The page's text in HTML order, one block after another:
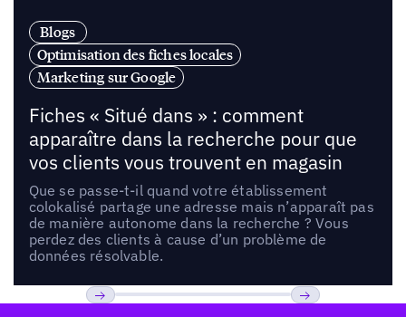
Blogs
Optimisation des fiches locales
Marketing sur Google
Fiches « Situé dans » : comment
apparaître dans la recherche pour que
vos clients vous trouvent en magasin
Que se passe-t-il quand votre établissement
colokalisé partage une adresse mais n’apparaît pas
de manière autonome dans la recherche ? Vous
perdez des clients à cause d’un problème de
données résolvable.